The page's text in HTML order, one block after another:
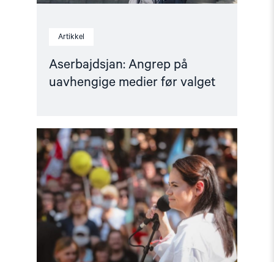
Artikkel
Aserbajdsjan: Angrep på
uavhengige medier før valget
Read
article
"Et
positivt
blikk
på
2021"